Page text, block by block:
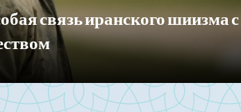
в Instagram: кто
войне?